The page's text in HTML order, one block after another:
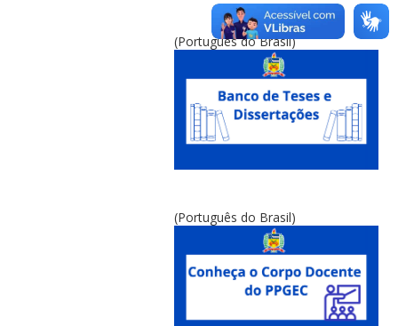
(Português do Brasil)
(Português do Brasil)